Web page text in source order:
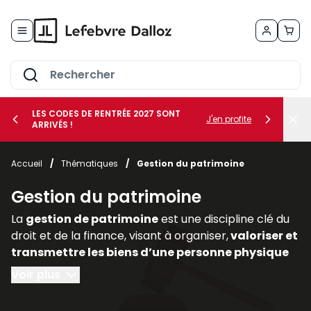
le sous-menu Vos métiers
le sous-menu Vos besoins
LES CODES DE RENTRÉE 2027 SONT
ARRIVÉS !
J'en profite
Accueil / Thématiques / Gestion du patrimoine
Gestion du patrimoine
La gestion de patrimoineest une discipline clé du
droit et de la finance, visant à organiser,valoriser et
transmettre les biens d’une personne physique
ou morale. Elle englobe des
fiscales, financières et immobilières,